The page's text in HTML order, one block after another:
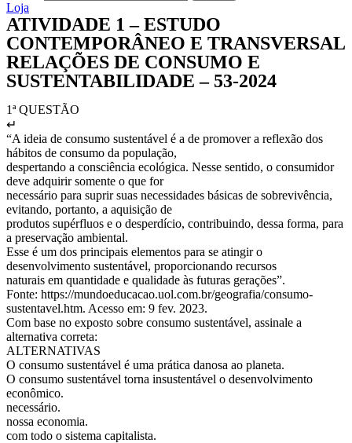
Loja
ATIVIDADE 1 – ESTUDO
CONTEMPORÂNEO E TRANSVERSAL
RELAÇÕES DE CONSUMO E
SUSTENTABILIDADE – 53-2024
1ª QUESTÃO
↵
“A ideia de consumo sustentável é a de promover a reflexão dos
hábitos de consumo da população,
despertando a consciência ecológica. Nesse sentido, o consumidor
deve adquirir somente o que for
necessário para suprir suas necessidades básicas de sobrevivência,
evitando, portanto, a aquisição de
produtos supérfluos e o desperdício, contribuindo, dessa forma, para
a preservação ambiental.
Esse é um dos principais elementos para se atingir o
desenvolvimento sustentável, proporcionando recursos
naturais em quantidade e qualidade às futuras gerações”.
Fonte: https://mundoeducacao.uol.com.br/geografia/consumo-
sustentavel.htm. Acesso em: 9 fev. 2023.
Com base no exposto sobre consumo sustentável, assinale a
alternativa correta:
ALTERNATIVAS
O consumo sustentável é uma prática danosa ao planeta.
O consumo sustentável torna insustentável o desenvolvimento
econômico.
necessário.
nossa economia.
com todo o sistema capitalista.